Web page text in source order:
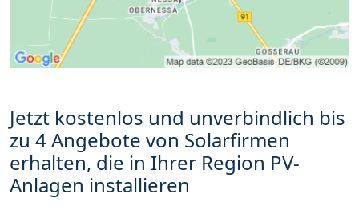
Jetzt kostenlos und unverbindlich bis
zu 4 Angebote von Solarfirmen
erhalten, die in Ihrer Region PV-
Anlagen installieren